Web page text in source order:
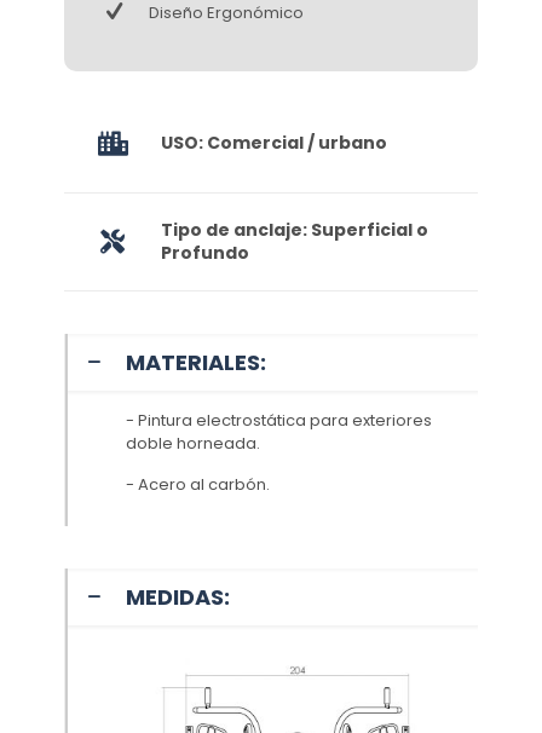
Diseño Ergonómico
USO: Comercial / urbano
Tipo de anclaje: Superficial o
Profundo
MATERIALES:
- Pintura electrostática para exteriores
doble horneada.
- Acero al carbón.
MEDIDAS: